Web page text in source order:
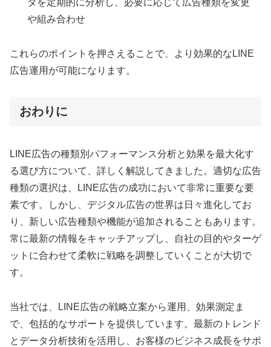
タを定期的に分析し、必要に応じて広告種類を変更
や組み合わせ
これらのポイントを押さえることで、より効果的なLINE
広告運用が可能になります。
おわりに
LINE広告の種類別パフォーマンス分析と効果を最大化す
る選び方について、詳しく解説してきました。適切な広告
種類の選択は、LINE広告の成功において非常に重要な要
素です。しかし、デジタル広告の世界は日々進化してお
り、新しい広告種類や機能が追加されることもあります。
常に最新の情報をキャッチアップし、自社の目的やターゲ
ットに合わせて柔軟に戦略を調整していくことが大切で
す。
当社では、LINE広告の戦略立案から運用、効果測定ま
で、包括的なサポートを提供しています。最新のトレンド
とデータ分析技術を活用し、お客様のビジネス成長をサポ